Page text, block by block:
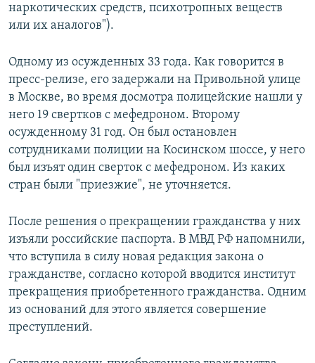
наркотических средств, психотропных веществ
или их аналогов").
Одному из осужденных 33 года. Как говорится в
пресс-релизе, его задержали на Привольной улице
в Москве, во время досмотра полицейские нашли у
него 19 свертков с мефедроном. Второму
осужденному 31 год. Он был остановлен
сотрудниками полиции на Косинском шоссе, у него
был изъят один сверток с мефедроном. Из каких
стран были "приезжие", не уточняется.
После решения о прекращении гражданства у них
изъяли российские паспорта. В МВД РФ напомнили,
что вступила в силу новая редакция закона о
гражданстве, согласно которой вводится институт
прекращения приобретенного гражданства. Одним
из оснований для этого является совершение
преступлений.